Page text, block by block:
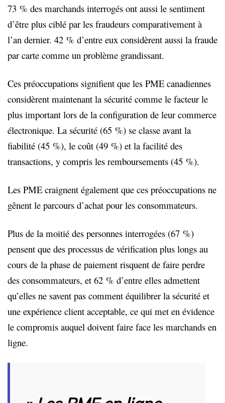
73 % des marchands interrogés ont aussi le sentiment
d’être plus ciblé par les fraudeurs comparativement à
l’an dernier. 42 % d’entre eux considèrent aussi la fraude
par carte comme un problème grandissant.
Ces préoccupations signifient que les PME canadiennes
considèrent maintenant la sécurité comme le facteur le
plus important lors de la configuration de leur commerce
électronique. La sécurité (65 %) se classe avant la
fiabilité (45 %), le coût (49 %) et la facilité des
transactions, y compris les remboursements (45 %).
Les PME craignent également que ces préoccupations ne
gênent le parcours d’achat pour les consommateurs.
Plus de la moitié des personnes interrogées (67 %)
pensent que des processus de vérification plus longs au
cours de la phase de paiement risquent de faire perdre
des consommateurs, et 62 % d’entre elles admettent
qu’elles ne savent pas comment équilibrer la sécurité et
une expérience client acceptable, ce qui met en évidence
le compromis auquel doivent faire face les marchands en
ligne.